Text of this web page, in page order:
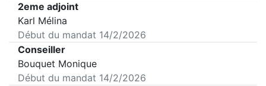
2eme adjoint
Karl Mélina
Début du mandat 14/2/2026
Conseiller
Bouquet Monique
Début du mandat 14/2/2026